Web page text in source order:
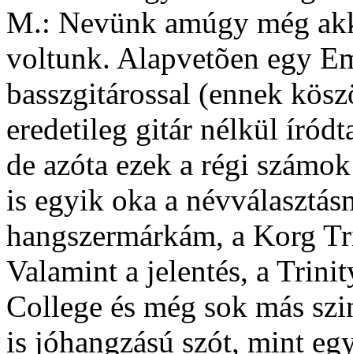
M.: Nevünk amúgy még
voltunk. Alapvetõen egy
basszgitárossal (ennek
eredetileg gitár nélkül
de azóta ezek a régi
is egyik oka a
hangszermárkám, a Korg
Valamint a jelentés, a
College és még sok más
is jóhangzású szót, mint